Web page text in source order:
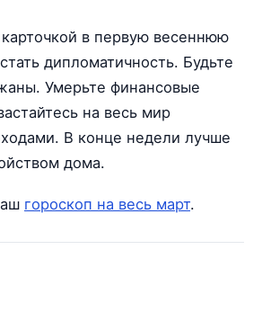
в первую весеннюю
дипломатичность. Будьте
Умерьте финансовые
на весь мир
В конце недели лучше
дома.
гороскоп на весь март.